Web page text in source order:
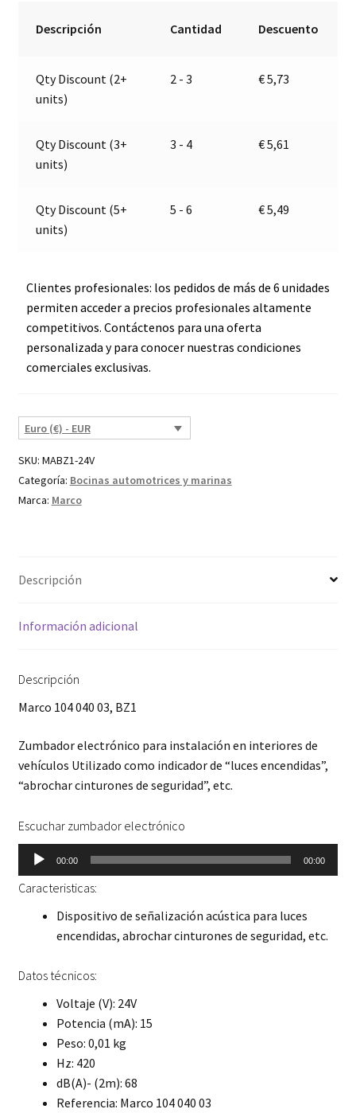
040
cantidad
Descripción Cantidad Descuento
Qty Discount (2+
units)
2 - 3 €5,73
Qty Discount (3+
units)
3 - 4 €5,61
Qty Discount (5+
units)
5 - 6 €5,49
Clientes profesionales: los pedidos de más de 6 unidades
permiten acceder a precios profesionales altamente
competitivos. Contáctenos para una oferta
personalizada y para conocer nuestras condiciones
comerciales exclusivas.
Euro (€) - EUR
SKU: MABZ1-24V
Categoría: Bocinas automotrices y marinas
Marca: Marco
Descripción
Información adicional
Descripción
Marco 104 040 03, BZ1
Zumbador electrónico para instalación en interiores de
vehículos Utilizado como indicador de “luces encendidas”,
“abrochar cinturones de seguridad”, etc.
Escuchar zumbador electrónico
Reproductor
de
audio
00:00 00:00
Caracteristicas:
Dispositivo de señalización acústica para luces
encendidas, abrochar cinturones de seguridad, etc.
Datos técnicos:
Voltaje (V): 24V
Potencia (mA): 15
Peso: 0,01 kg
Hz: 420
dB(A)- (2m): 68
Referencia: Marco 104 040 03